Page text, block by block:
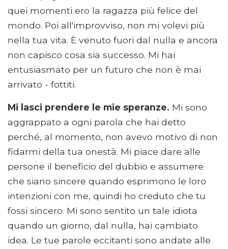
quei momenti ero la ragazza più felice del
mondo. Poi all'improvviso, non mi volevi più
nella tua vita. È venuto fuori dal nulla e ancora
non capisco cosa sia successo. Mi hai
entusiasmato per un futuro che non è mai
arrivato - fottiti.
Mi lasci prendere le mie speranze. Mi sono
aggrappato a ogni parola che hai detto
perché, al momento, non avevo motivo di non
fidarmi della tua onestà. Mi piace dare alle
persone il beneficio del dubbio e assumere
che siano sincere quando esprimono le loro
intenzioni con me, quindi ho creduto che tu
fossi sincero. Mi sono sentito un tale idiota
quando un giorno, dal nulla, hai cambiato
idea. Le tue parole eccitanti sono andate alle